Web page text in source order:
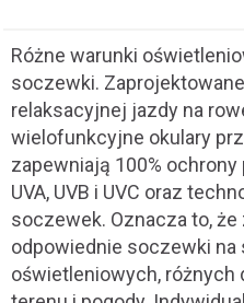
Różne warunki
soczewki.
relaksacyjnej jazdy na
wielofunkcyjne okulary
zapewniają 100%
UVA, UVB i UVC oraz
soczewek. Oznacza to,
odpowiednie soczewki
oświetleniowych,